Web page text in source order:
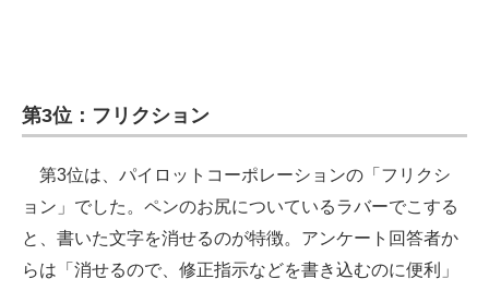
第3位：フリクション
第3位は、パイロットコーポレーションの「フリクシ
ョン」でした。ペンのお尻についているラバーでこする
と、書いた文字を消せるのが特徴。アンケート回答者か
らは「消せるので、修正指示などを書き込むのに便利」